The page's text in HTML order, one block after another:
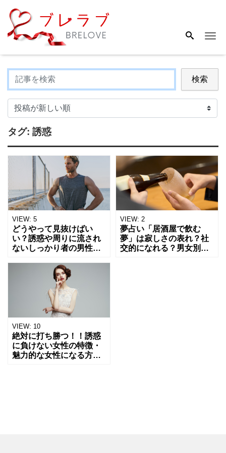
検索
タグ: 誘惑
VIEW: 5
どうやって見抜けばい
い？誘惑や周りに流され
ないしっかり者の男性の
VIEW: 2
夢占い「居酒屋で飲む
夢」は寂しさの表れ？社
交的になれる？男女別の
VIEW: 10
絶対に打ち勝つ！！誘惑
に負けない女性の特徴・
魅力的な女性になる方法